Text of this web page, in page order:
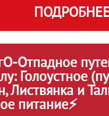
Отпадное
Голоустное
Листвянка и
питание⚡